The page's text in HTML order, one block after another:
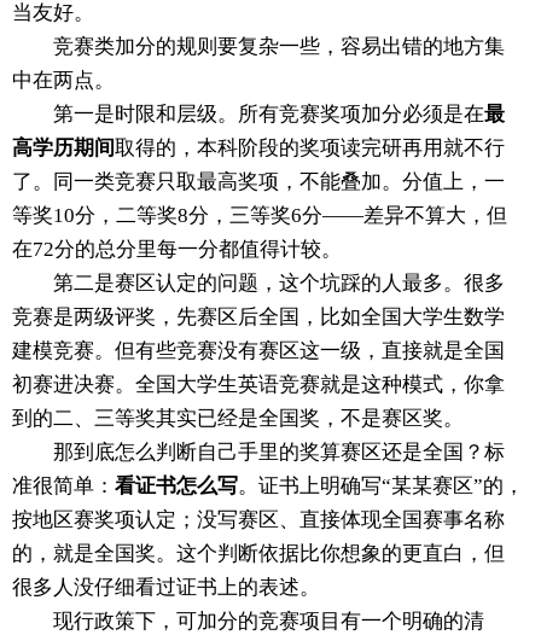
当友好。
竞赛类加分的规则要复杂一些，容易出错的地方集
中在两点。
第一是时限和层级。所有竞赛奖项加分必须是在最
高学历期间取得的，本科阶段的奖项读完研再用就不行
了。同一类竞赛只取最高奖项，不能叠加。分值上，一
等奖10分，二等奖8分，三等奖6分——差异不算大，但
在72分的总分里每一分都值得计较。
第二是赛区认定的问题，这个坑踩的人最多。很多
竞赛是两级评奖，先赛区后全国，比如全国大学生数学
建模竞赛。但有些竞赛没有赛区这一级，直接就是全国
初赛进决赛。全国大学生英语竞赛就是这种模式，你拿
到的二、三等奖其实已经是全国奖，不是赛区奖。
那到底怎么判断自己手里的奖算赛区还是全国？标
准很简单： 看证书怎么写。证书上明确写“某某赛区”的，
按地区赛奖项认定；没写赛区、直接体现全国赛事名称
的，就是全国奖。这个判断依据比你想象的更直白，但
很多人没仔细看过证书上的表述。
现行政策下，可加分的竞赛项目有一个明确的清